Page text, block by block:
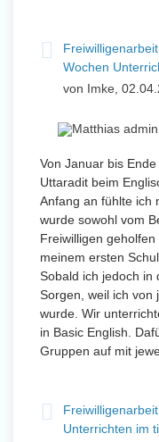
Wochen
von Imke,
Von Januar bis
Uttaradit beim
Anfang an fühlte ich
wurde sowohl vom
Freiwilligen
meinem ersten
Sobald ich jedoch in
Sorgen, weil ich von
wurde. Wir
in Basic English.
Gruppen auf mit
Unterrichten im